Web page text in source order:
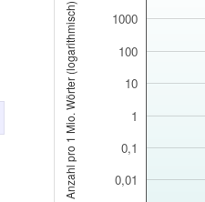
1
10
100
1000
0,01
0,1
Anzahl pro 1 Mio. Wörter (logarithmisch)